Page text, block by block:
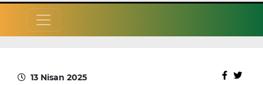
13 Nisan 2025